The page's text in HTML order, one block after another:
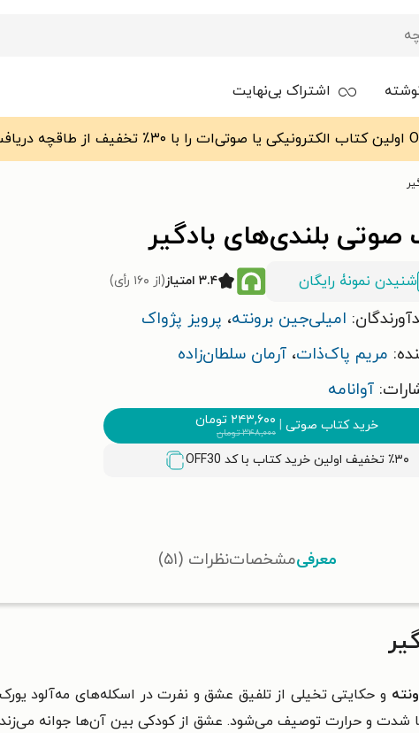
اشتراک بی‌نهایت
صوتی بلندی‌های بادگیر
شنیدن نمونۀ رایگان ۳.۴ امتیاز (از ۱۶۰ رأی)
امیلی‌جین برونته، پرویز پژواک
مریم پاک‌ذات، آرمان سلطان‌زاده
آوانامه
خرید کتاب صوتی | ۲۴۳,۶۰۰ تومان
۳۴۸,۰۰۰تومان
٪۳۰ تخفیف اولین خرید کتاب با کد OFF30
معرفیمشخصاتنظرات (۵۱)
و حکایتی تخیلی از تلفیق عشق و نفرت در اسکله‌های مه‌آلود
شدت و حرارت توصیف می‌شود. عشق از کودکی بین آن‌ها جوانه می‌زند